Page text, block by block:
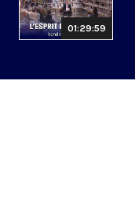
01:29:59